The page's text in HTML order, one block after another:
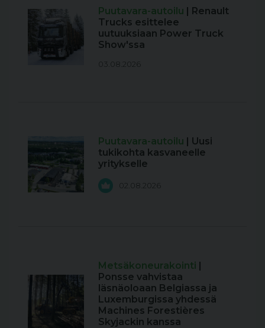
Puutavara-autoilu | Renault
Trucks esittelee
uutuuksiaan Power Truck
Show'ssa
03.08.2026
Puutavara-autoilu | Uusi
tukikohta kasvaneelle
yritykselle
02.08.2026
Metsäkoneurakointi |
Ponsse vahvistaa
läsnäoloaan Belgiassa ja
Luxemburgissa yhdessä
Machines Forestières
Skyjackin kanssa